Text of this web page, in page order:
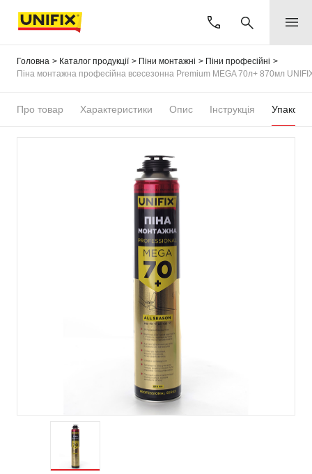
Головна Каталог продукції Піни монтажні
Піни професійні
Піна монтажна професійна всесезонна Premium MEGA 70л+ 870мл
Про товар Характеристики Опис Інструкція